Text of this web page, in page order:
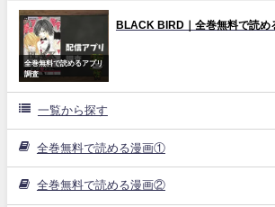
全巻無料で読めるアプリ
調査
BLACK BIRD｜全巻無料で読め
一覧から探す
全巻無料で読める漫画①
全巻無料で読める漫画②